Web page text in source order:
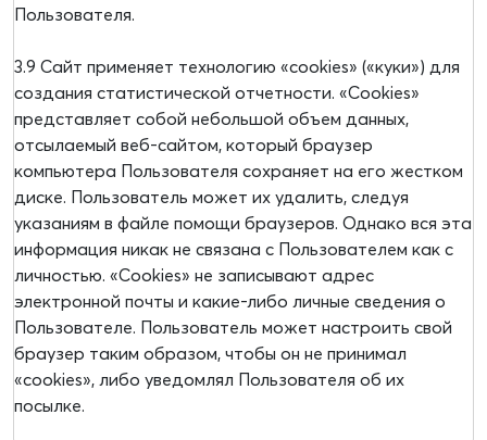
Пользователя.
3.9 Сайт применяет технологию «cookies» («куки») для
создания статистической отчетности. «Cookies»
представляет собой небольшой объем данных,
отсылаемый веб-сайтом, который браузер
компьютера Пользователя сохраняет на его жестком
диске. Пользователь может их удалить, следуя
указаниям в файле помощи браузеров. Однако вся эта
информация никак не связана с Пользователем как с
личностью. «Cookies» не записывают адрес
электронной почты и какие-либо личные сведения о
Пользователе. Пользователь может настроить свой
браузер таким образом, чтобы он не принимал
«cookies», либо уведомлял Пользователя об их
посылке.